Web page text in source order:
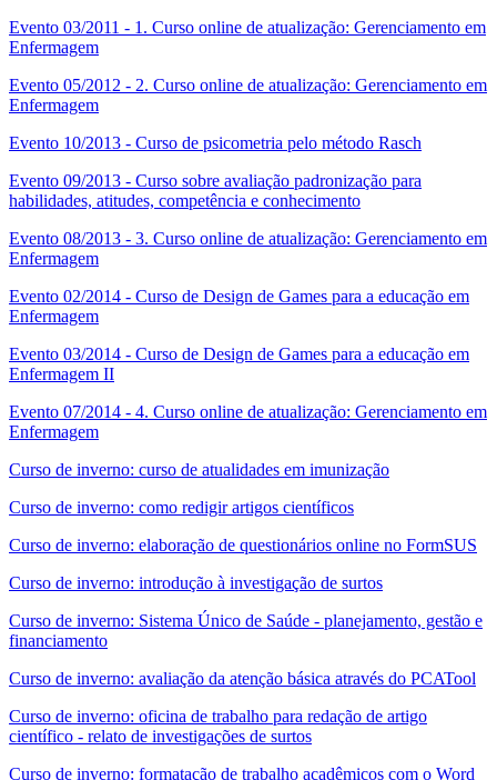
Evento 03/2011 - 1. Curso online de atualização: Gerenciamento em
Enfermagem
Evento 05/2012 - 2. Curso online de atualização: Gerenciamento em
Enfermagem
Evento 10/2013 - Curso de psicometria pelo método Rasch
Evento 09/2013 - Curso sobre avaliação padronização para
habilidades, atitudes, competência e conhecimento
Evento 08/2013 - 3. Curso online de atualização: Gerenciamento em
Enfermagem
Evento 02/2014 - Curso de Design de Games para a educação em
Enfermagem
Evento 03/2014 - Curso de Design de Games para a educação em
Enfermagem II
Evento 07/2014 - 4. Curso online de atualização: Gerenciamento em
Enfermagem
Curso de inverno: curso de atualidades em imunização
Curso de inverno: como redigir artigos científicos
Curso de inverno: elaboração de questionários online no FormSUS
Curso de inverno: introdução à investigação de surtos
Curso de inverno: Sistema Único de Saúde - planejamento, gestão e
financiamento
Curso de inverno: avaliação da atenção básica através do PCATool
Curso de inverno: oficina de trabalho para redação de artigo
científico - relato de investigações de surtos
Curso de inverno: formatação de trabalho acadêmicos com o Word